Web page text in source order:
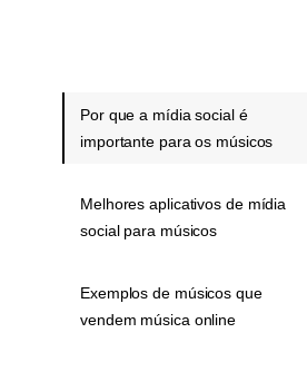
Por que a mídia social é
importante para os músicos
Melhores aplicativos de mídia
social para músicos
Exemplos de músicos que
vendem música online